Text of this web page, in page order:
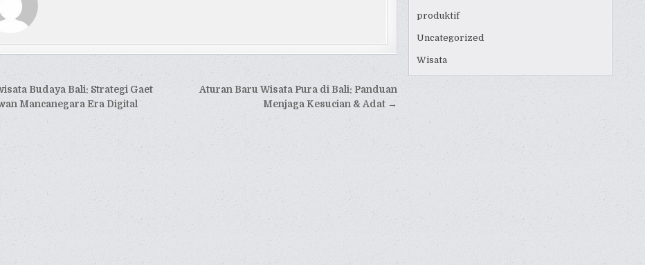
Aturan Baru Wisata Pura di Bali: Panduan
Menjaga Kesucian & Adat →
Budaya Bali: Strategi Gaet
Mancanegara Era Digital
produktif
Uncategorized
Wisata